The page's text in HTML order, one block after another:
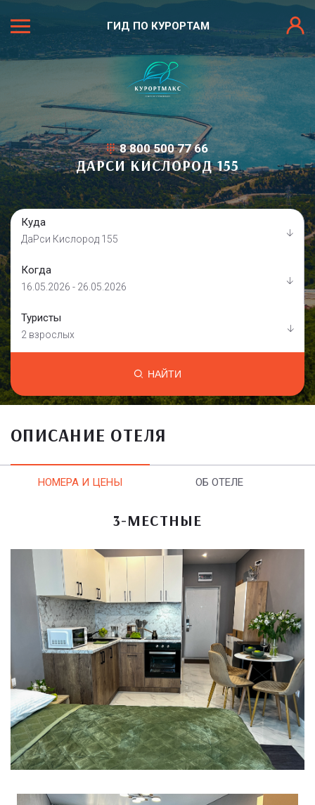
ГИД ПО КУРОРТАМ
8 800 500 77 66
ДАРСИ КИСЛОРОД 155
Куда
ДаРси Кислород 155
Когда
16.05.2026 - 26.05.2026
Туристы
2 взрослых
НАЙТИ
ОПИСАНИЕ ОТЕЛЯ
НОМЕРА И ЦЕНЫ ОБ ОТЕЛЕ
3-МЕСТНЫЕ